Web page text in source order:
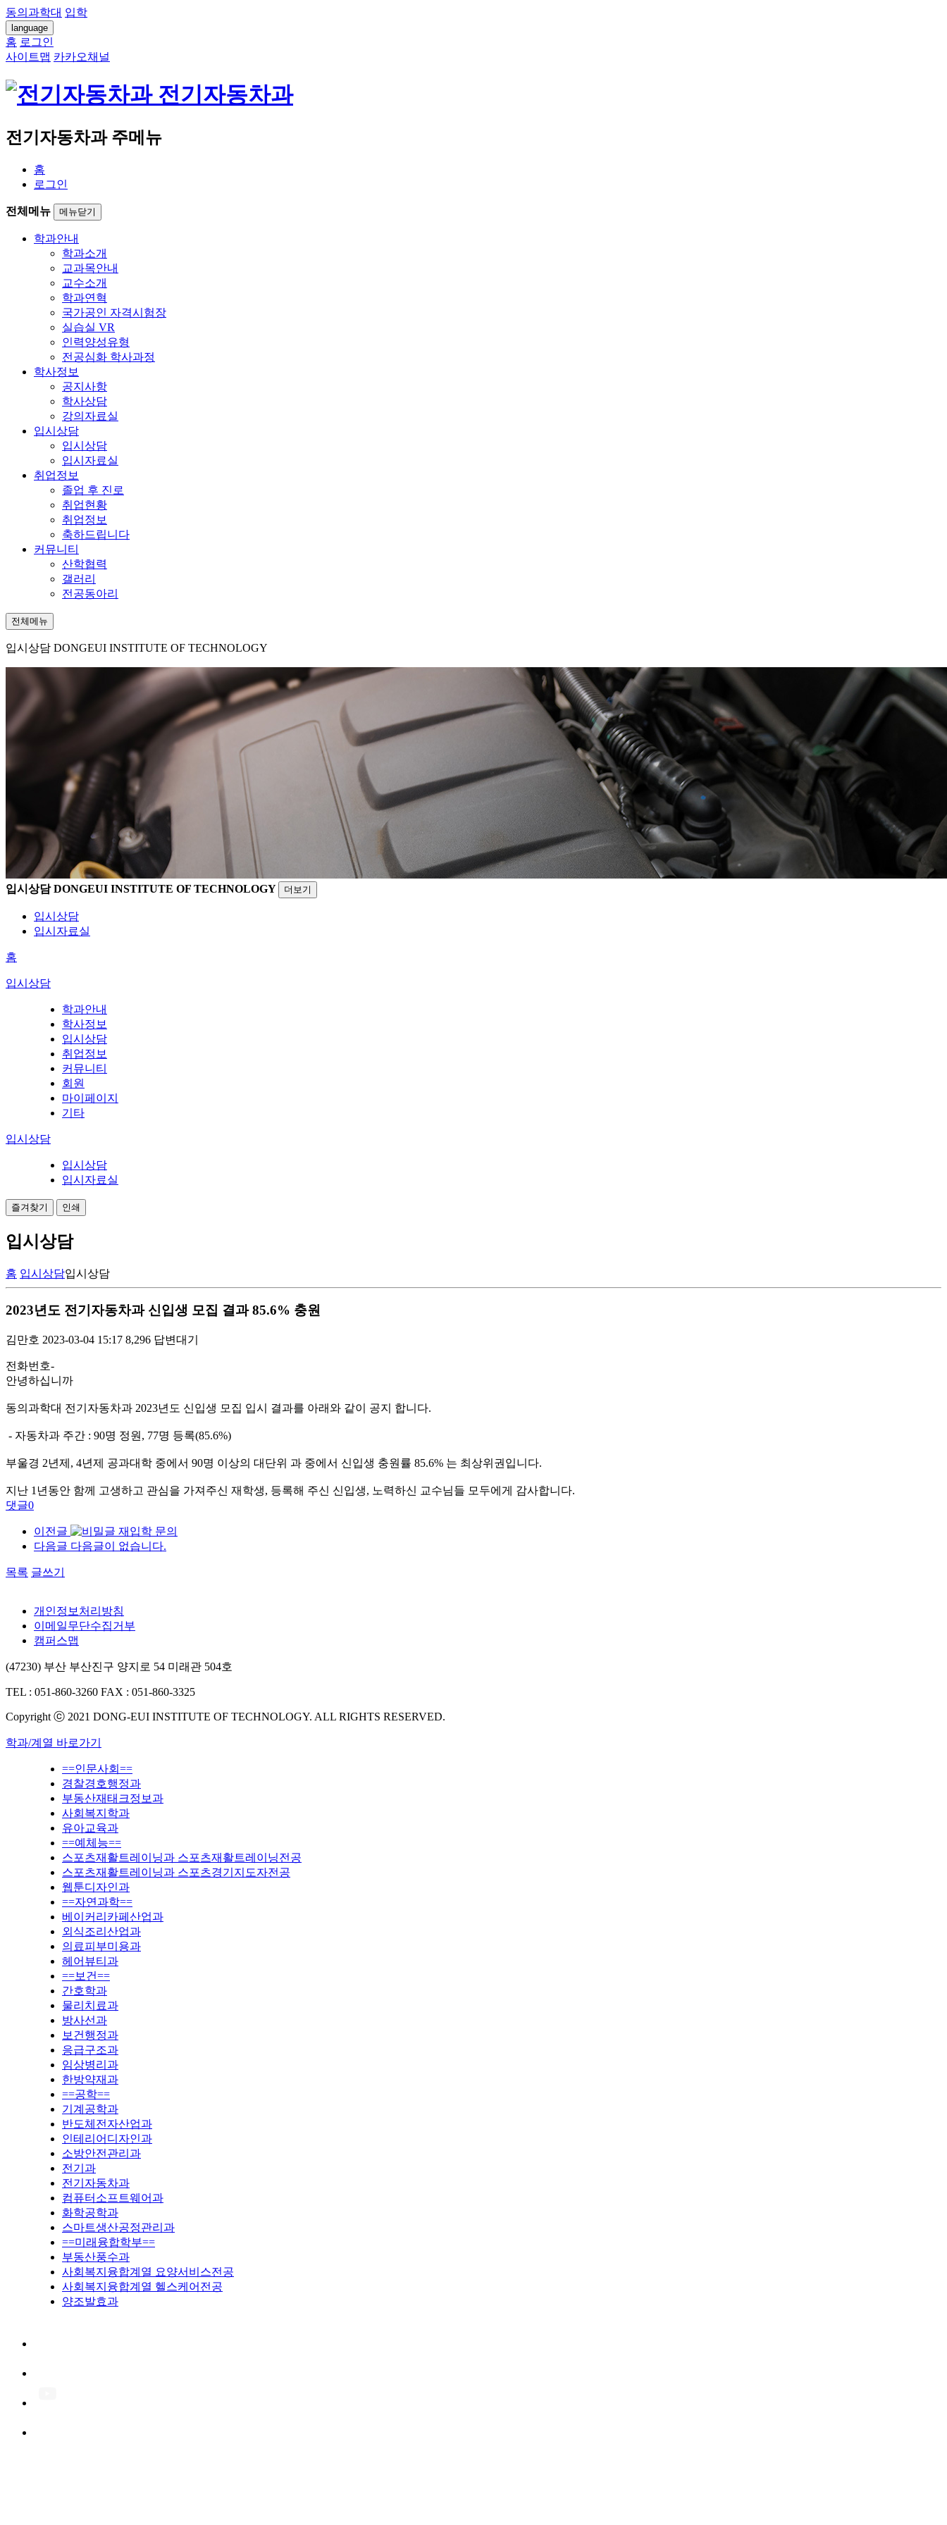
동의과학대 입학
language
홈 로그인
사이트맵 카카오채널
전기자동차과
전기자동차과 주메뉴
홈
로그인
전체메뉴 메뉴닫기
학과안내
학과소개
교과목안내
교수소개
학과연혁
국가공인 자격시험장
실습실 VR
인력양성유형
전공심화 학사과정
학사정보
공지사항
학사상담
강의자료실
입시상담
입시상담
입시자료실
취업정보
졸업 후 진로
취업현황
취업정보
축하드립니다
커뮤니티
산학협력
갤러리
전공동아리
전체메뉴
입시상담 DONGEUI INSTITUTE OF TECHNOLOGY
입시상담DONGEUI INSTITUTE OF TECHNOLOGY 더보기
입시상담
입시자료실
홈
입시상담
학과안내
학사정보
입시상담
취업정보
커뮤니티
회원
마이페이지
기타
입시상담
입시상담
입시자료실
즐겨찾기 인쇄
입시상담
홈 입시상담입시상담
2023년도 전기자동차과 신입생 모집 결과 85.6% 충원
김만호 2023-03-04 15:17 8,296 답변대기
전화번호-
안녕하십니까
동의과학대 전기자동차과 2023년도 신입생 모집 입시 결과를 아래와 같이 공지 합니다.
- 자동차과 주간 : 90명 정원, 77명 등록(85.6%)
부울경 2년제, 4년제 공과대학 중에서 90명 이상의 대단위 과 중에서 신입생 충원률 85.6% 는 최상위권입니다.
지난 1년동안 함께 고생하고 관심을 가져주신 재학생, 등록해 주신 신입생, 노력하신 교수님들 모두에게 감사합니다.
댓글0
이전글
재입학 문의
다음글 다음글이 없습니다.
목록 글쓰기
개인정보처리방침
이메일무단수집거부
캠퍼스맵
(47230) 부산 부산진구 양지로 54 미래관 504호
TEL : 051-860-3260 FAX : 051-860-3325
Copyright ⓒ 2021 DONG-EUI INSTITUTE OF TECHNOLOGY. ALL RIGHTS RESERVED.
학과/계열 바로가기
==인문사회==
경찰경호행정과
부동산재태크정보과
사회복지학과
유아교육과
==예체능==
스포츠재활트레이닝과 스포츠재활트레이닝전공
스포츠재활트레이닝과 스포츠경기지도자전공
웹툰디자인과
==자연과학==
베이커리카페산업과
외식조리산업과
의료피부미용과
헤어뷰티과
==보건==
간호학과
물리치료과
방사선과
보건행정과
응급구조과
임상병리과
한방약재과
==공학==
기계공학과
반도체전자산업과
인테리어디자인과
소방안전관리과
전기과
전기자동차과
컴퓨터소프트웨어과
화학공학과
스마트생산공정관리과
==미래융합학부==
부동산풍수과
사회복지융합계열 요양서비스전공
사회복지융합계열 헬스케어전공
양조발효과